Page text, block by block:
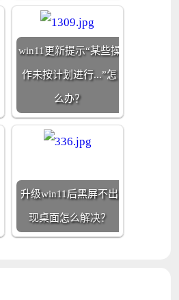
win11更新提示“某些操
作未按计划进行...”怎
么办？
升级win11后黑屏不出
现桌面怎么解决？